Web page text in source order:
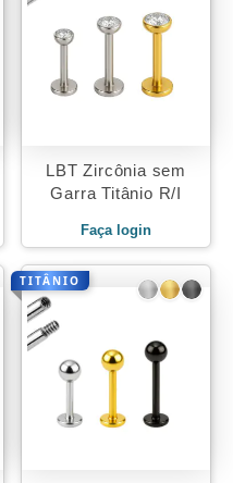
LBT Zircônia sem
Garra Titânio R/I
Faça login
TITÂNIO